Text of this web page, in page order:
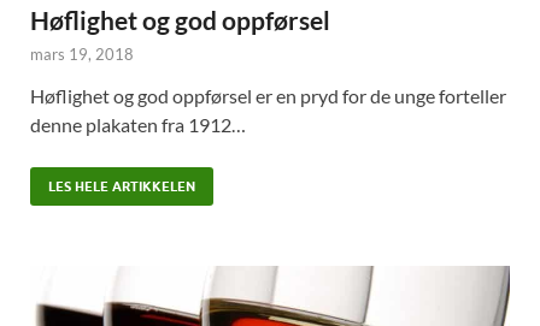
Høflighet og god oppførsel
mars 19, 2018
Høflighet og god oppførsel er en pryd for de unge forteller
denne plakaten fra 1912…
LES HELE ARTIKKELEN